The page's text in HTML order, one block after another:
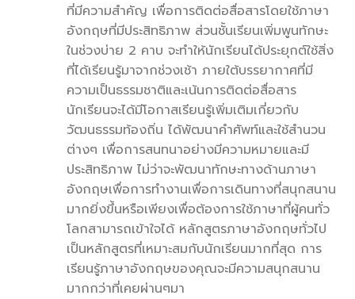
ที่มีความสำคัญ เพื่อการติดต่อสื่อสารโดยใช้ภาษา
อังกฤษที่มีประสิทธิภาพ ส่วนชั้นเรียนเพิ่มพูนทักษะ
ในช่วงบ่าย 2 คาบ จะทำให้นักเรียนได้ประยุกต์ใช้สิ่ง
ที่ได้เรียนรู้มาจากช่วงเช้า ภายใต้บรรยากาศที่มี
ความเป็นธรรมชาติและเน้นการติดต่อสื่อสาร
นักเรียนจะได้มีโอกาสเรียนรู้เพิ่มเติมเกี่ยวกับ
วัฒนธรรมท้องถิ่น ได้พัฒนาคำศัพท์และใช้สำนวน
ต่างๆ เพื่อการสนทนาอย่างมีความหมายและมี
ประสิทธิภาพ ไม่ว่าจะพัฒนาทักษะทางด้านภาษา
อังกฤษเพื่อการทำงานเพื่อการเดินทางที่สนุกสนาน
มากยิ่งขึ้นหรือเพียงเพื่อต้องการใช้ภาษาที่ผู้คนทั่ว
โลกสามารถเข้าใจได้ หลักสูตรภาษาอังกฤษทั่วไป
เป็นหลักสูตรที่เหมาะสมกับนักเรียนมากที่สุด การ
เรียนรู้ภาษาอังกฤษของคุณจะมีความสนุกสนาน
มากกว่าที่เคยผ่านๆมา